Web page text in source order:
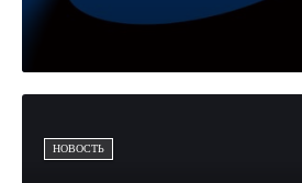
НОВОСТЬ